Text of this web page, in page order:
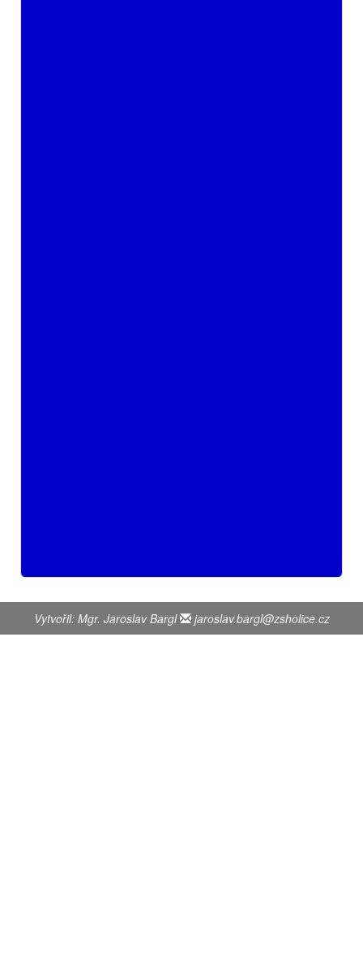
Vytvořil: Mgr. Jaroslav Bargl jaroslav.bargl@zsholice.cz